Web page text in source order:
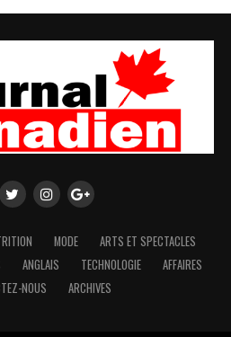
MODE
ARTS ET SPECTACLES
ANGLAIS TECHNOLOGIE
AFFAIRES
NOUS
ARCHIVES